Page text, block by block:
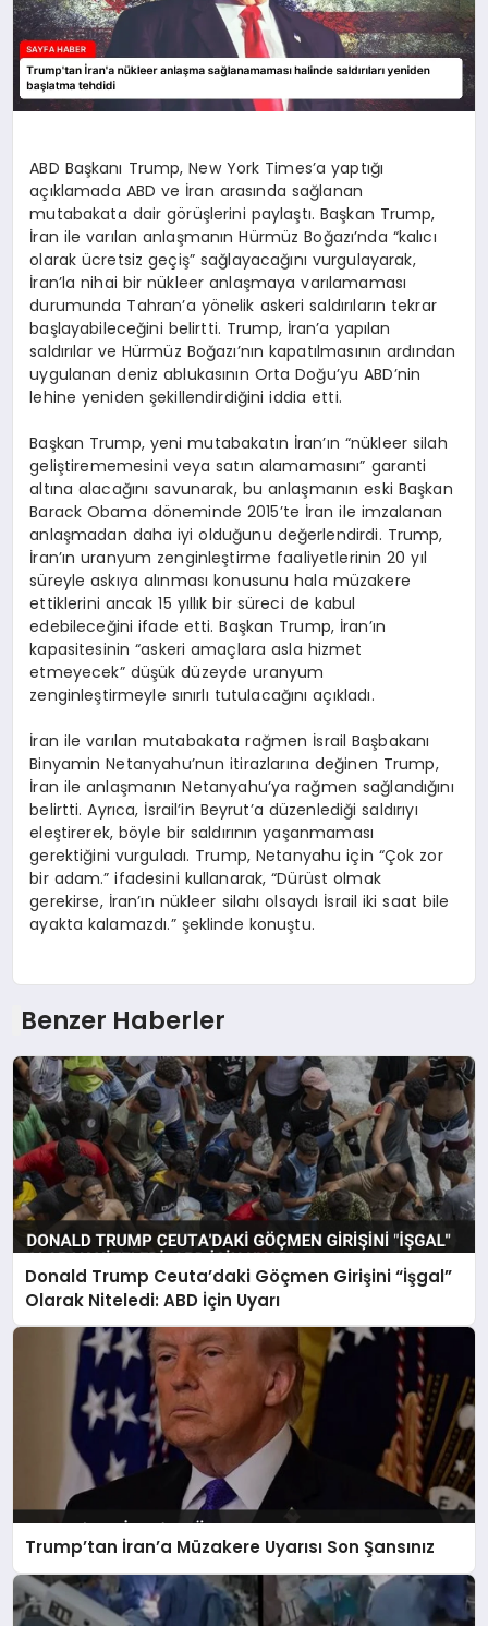
YAŞAM
DIĞER
ABD Başkanı Trump, New York Times’a yaptığı
açıklamada ABD ve İran arasında sağlanan
mutabakata dair görüşlerini paylaştı. Başkan Trump,
İran ile varılan anlaşmanın Hürmüz Boğazı’nda “kalıcı
olarak ücretsiz geçiş” sağlayacağını vurgulayarak,
İran’la nihai bir nükleer anlaşmaya varılamaması
durumunda Tahran’a yönelik askeri saldırıların tekrar
başlayabileceğini belirtti. Trump, İran’a yapılan
saldırılar ve Hürmüz Boğazı’nın kapatılmasının ardından
uygulanan deniz ablukasının Orta Doğu’yu ABD’nin
lehine yeniden şekillendirdiğini iddia etti.
Başkan Trump, yeni mutabakatın İran’ın “nükleer silah
geliştirememesini veya satın alamamasını” garanti
altına alacağını savunarak, bu anlaşmanın eski Başkan
Barack Obama döneminde 2015’te İran ile imzalanan
anlaşmadan daha iyi olduğunu değerlendirdi. Trump,
İran’ın uranyum zenginleştirme faaliyetlerinin 20 yıl
süreyle askıya alınması konusunu hala müzakere
ettiklerini ancak 15 yıllık bir süreci de kabul
edebileceğini ifade etti. Başkan Trump, İran’ın
kapasitesinin “askeri amaçlara asla hizmet
etmeyecek” düşük düzeyde uranyum
zenginleştirmeyle sınırlı tutulacağını açıkladı.
İran ile varılan mutabakata rağmen İsrail Başbakanı
Binyamin Netanyahu’nun itirazlarına değinen Trump,
İran ile anlaşmanın Netanyahu’ya rağmen sağlandığını
belirtti. Ayrıca, İsrail’in Beyrut’a düzenlediği saldırıyı
eleştirerek, böyle bir saldırının yaşanmaması
gerektiğini vurguladı. Trump, Netanyahu için “Çok zor
bir adam.” ifadesini kullanarak, “Dürüst olmak
gerekirse, İran’ın nükleer silahı olsaydı İsrail iki saat bile
ayakta kalamazdı.” şeklinde konuştu.
Benzer Haberler
Donald Trump Ceuta’daki Göçmen Girişini “İşgal”
Olarak Niteledi: ABD İçin Uyarı
Trump’tan İran’a Müzakere Uyarısı Son Şansınız